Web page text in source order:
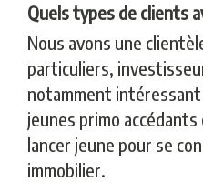
Quels types de clients
Nous avons une
particuliers,
notamment
jeunes primo
lancer jeune pour se
immobilier.